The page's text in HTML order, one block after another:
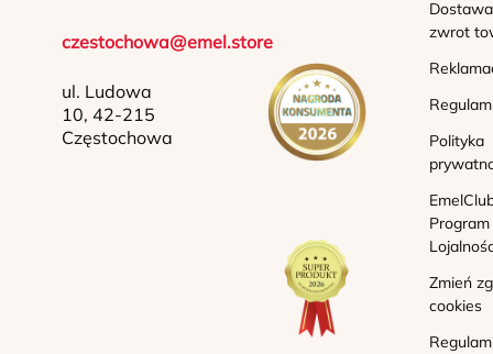
czestochowa@emel.store
ul. Ludowa
10, 42-215
Częstochowa
zwrot
Polityka
Program
Zmień
cookies